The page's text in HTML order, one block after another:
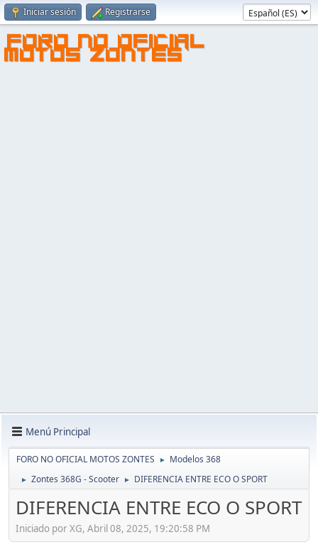
Iniciar sesión Registrarse
FORO NO OFICIAL
MOTOS ZONTES
Menú Principal
FORO NO OFICIAL MOTOS ZONTES ► Modelos 368
► Zontes 368G - Scooter ► DIFERENCIA ENTRE ECO O SPORT
DIFERENCIA ENTRE ECO O SPORT
Iniciado por XG, Abril 08, 2025, 19:20:58 PM